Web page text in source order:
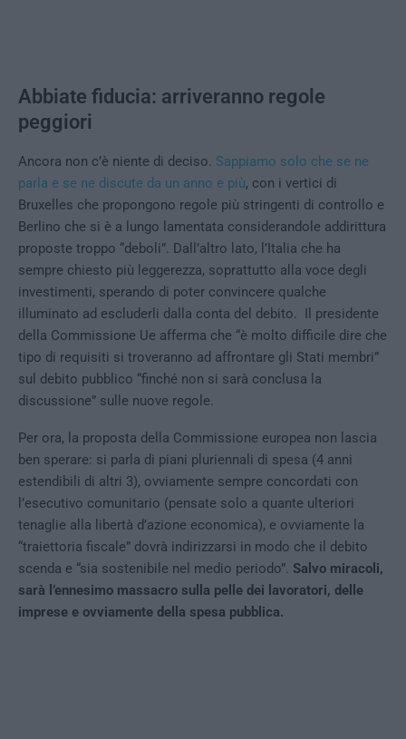
Abbiate fiducia: arriveranno regole
peggiori
Ancora non c’è niente di deciso. Sappiamo solo che se ne
parla e se ne discute da un anno e più, con i vertici di
Bruxelles che propongono regole più stringenti di controllo e
Berlino che si è a lungo lamentata considerandole addirittura
proposte troppo “deboli”. Dall’altro lato, l’Italia che ha
sempre chiesto più leggerezza, soprattutto alla voce degli
investimenti, sperando di poter convincere qualche
illuminato ad escluderli dalla conta del debito. Il presidente
della Commissione Ue afferma che “è molto difficile dire che
tipo di requisiti si troveranno ad affrontare gli Stati membri”
sul debito pubblico “finché non si sarà conclusa la
discussione” sulle nuove regole.
Per ora, la proposta della Commissione europea non lascia
ben sperare: si parla di piani pluriennali di spesa (4 anni
estendibili di altri 3), ovviamente sempre concordati con
l’esecutivo comunitario (pensate solo a quante ulteriori
tenaglie alla libertà d’azione economica), e ovviamente la
“traiettoria fiscale” dovrà indirizzarsi in modo che il debito
scenda e “sia sostenibile nel medio periodo”. Salvo miracoli,
sarà l’ennesimo massacro sulla pelle dei lavoratori, delle
imprese e ovviamente della spesa pubblica.